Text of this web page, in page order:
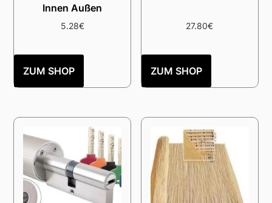
Innen Außen
5.28€
ZUM SHOP
27.80€
ZUM SHOP